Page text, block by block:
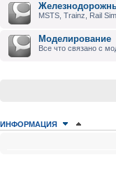
MSTS, Trainz, Rail
Моделирование
Все что связано с
ИНФОРМАЦИЯ
Сейчас этот форум